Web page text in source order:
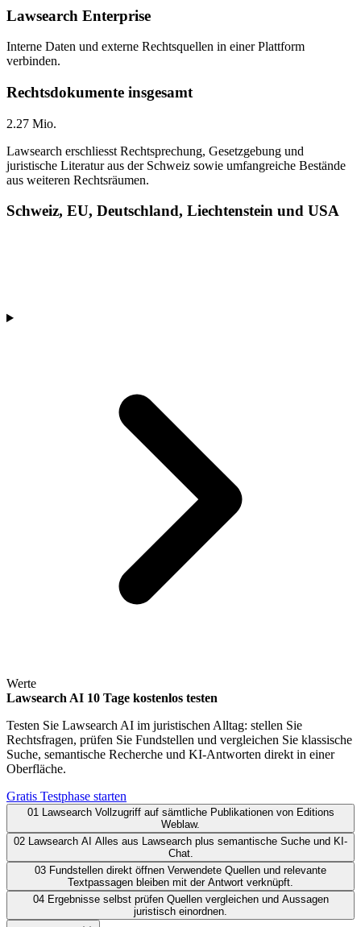
Lawsearch Enterprise
Interne Daten und externe Rechtsquellen in einer Plattform
verbinden.
Rechtsdokumente insgesamt
2.27 Mio.
Lawsearch erschliesst Rechtsprechung, Gesetzgebung und
juristische Literatur aus der Schweiz sowie umfangreiche Bestände
aus weiteren Rechtsräumen.
Schweiz, EU, Deutschland, Liechtenstein und USA
Werte
Lawsearch AI 10 Tage kostenlos testen
Testen Sie Lawsearch AI im juristischen Alltag: stellen Sie
Rechtsfragen, prüfen Sie Fundstellen und vergleichen Sie klassische
Suche, semantische Recherche und KI-Antworten direkt in einer
Oberfläche.
Gratis Testphase starten
01 Lawsearch Vollzugriff auf sämtliche Publikationen von Editions
Weblaw.
02 Lawsearch AI Alles aus Lawsearch plus semantische Suche und KI-
Chat.
03 Fundstellen direkt öffnen Verwendete Quellen und relevante
Textpassagen bleiben mit der Antwort verknüpft.
04 Ergebnisse selbst prüfen Quellen vergleichen und Aussagen
juristisch einordnen.